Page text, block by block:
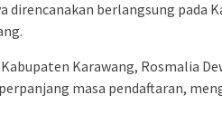
direncanakan berlangsung pada
Karawang, Rosmalia
masa pendaftaran,